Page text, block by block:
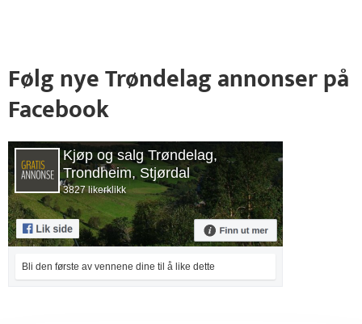
Følg nye Trøndelag annonser på
Facebook
Kjøp og salg Trøndelag,
Trondheim, Stjørdal
3827 likerklikk
Bli den første av vennene dine til å like dette